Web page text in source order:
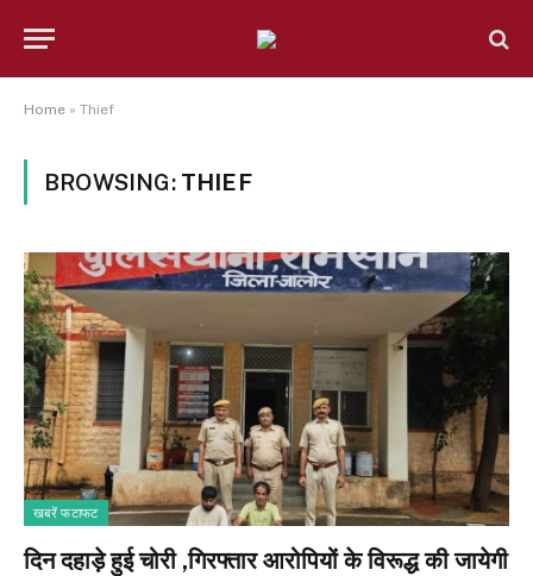
Home » Thief
BROWSING: THIEF
खबरें फटाफट
दिन दहाड़े हुई चोरी ,गिरफ्तार आरोपियों के विरूद्ध की जायेगी